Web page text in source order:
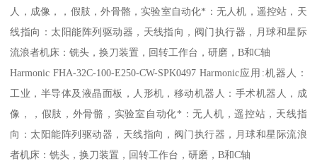
人，成像，，假肢，外骨骼，实验室自动化*：无人机，遥控站，天
线指向：太阳能阵列驱动器，天线指向，阀门执行器，月球和星际
流浪者机床：铣头，换刀装置，回转工作台，研磨，B和C轴
Harmonic FHA-32C-100-E250-CW-SPK0497 Harmonic应用:机器人：
工业，半导体及液晶面板，人形机，移动机器人：手术机器人，成
像，，假肢，外骨骼，实验室自动化*：无人机，遥控站，天线指
向：太阳能阵列驱动器，天线指向，阀门执行器，月球和星际流浪
者机床：铣头，换刀装置，回转工作台，研磨，B和C轴